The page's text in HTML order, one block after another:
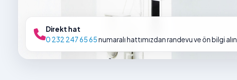
Direkt hat
0 232 247 65 65numaralı hattımızdan randevu ve ön bilgi alın.